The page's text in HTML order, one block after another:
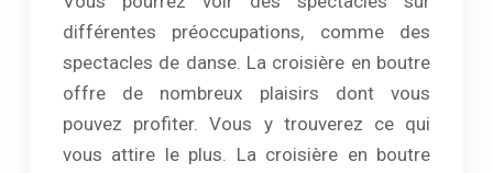
différentes préoccupations, comme des
spectacles de danse. La croisière en boutre
offre de nombreux plaisirs dont vous
pouvez profiter. Vous y trouverez ce qui
vous attire le plus. La croisière en boutre